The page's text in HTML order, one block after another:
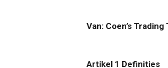
Van: Coen’s
Artikel 1 Definities